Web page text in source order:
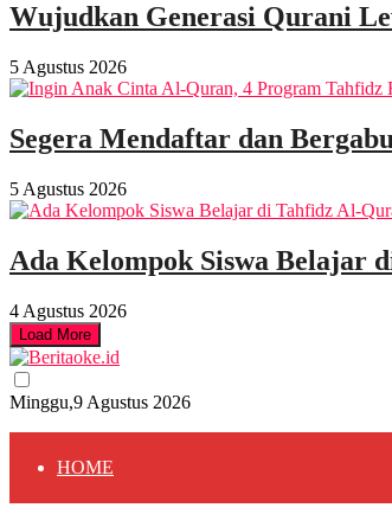
Wujudkan Generasi Qurani
5 Agustus 2026
Segera Mendaftar dan
5 Agustus 2026
Ada Kelompok Siswa Belajar
4 Agustus 2026
Load More
Minggu,9 Agustus 2026
HOME